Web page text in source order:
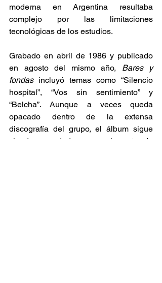
moderna en Argentina resultaba
complejo por las limitaciones
tecnológicas de los estudios.
Grabado en abril de 1986 y publicado
en agosto del mismo año, Bares y
fondas incluyó temas como “Silencio
hospital”, “Vos sin sentimiento” y
“Belcha”. Aunque a veces queda
opacado dentro de la extensa
discografía del grupo, el álbum sigue
siendo recordado como el punto de